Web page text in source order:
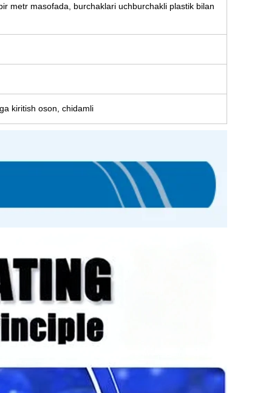
metr masofada, burchaklari uchburchakli plastik bilan
kiritish oson, chidamli